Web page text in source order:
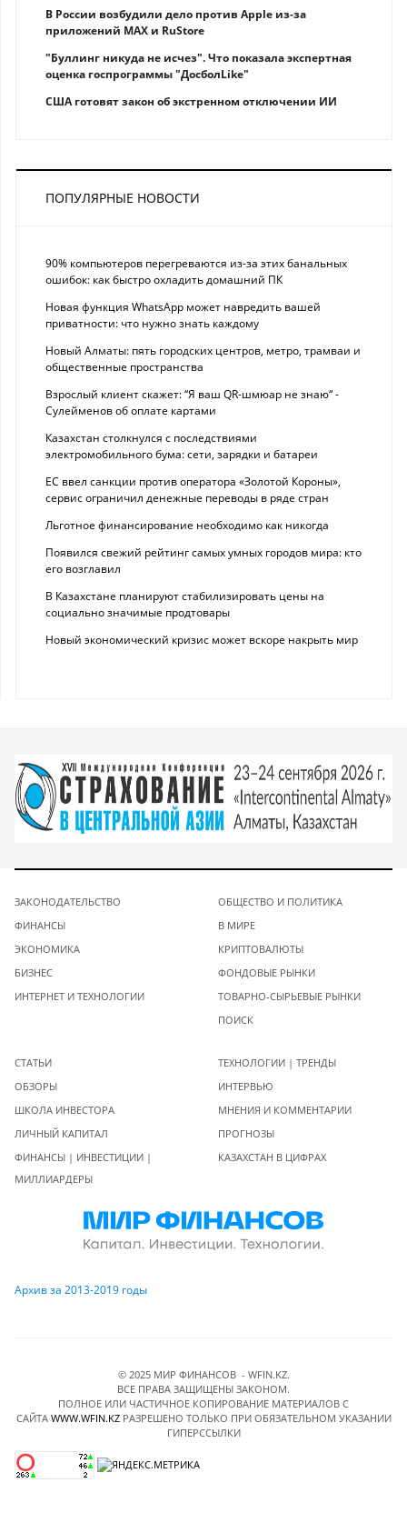
В России возбудили дело против Apple из-за
приложений MAX и RuStore
"Буллинг никуда не исчез". Что показала экспертная
оценка госпрограммы "ДосболLike"
США готовят закон об экстренном отключении ИИ
ПОПУЛЯРНЫЕ НОВОСТИ
90% компьютеров перегреваются из-за этих банальных
ошибок: как быстро охладить домашний ПК
Новая функция WhatsApp может навредить вашей
приватности: что нужно знать каждому
Новый Алматы: пять городских центров, метро, трамваи и
общественные пространства
Взрослый клиент скажет: “Я ваш QR-шмюар не знаю“ -
Сулейменов об оплате картами
Казахстан столкнулся с последствиями
электромобильного бума: сети, зарядки и батареи
ЕС ввел санкции против оператора «Золотой Короны»,
сервис ограничил денежные переводы в ряде стран
Льготное финансирование необходимо как никогда
Появился свежий рейтинг самых умных городов мира: кто
его возглавил
В Казахстане планируют стабилизировать цены на
социально значимые продтовары
Новый экономический кризис может вскоре накрыть мир
ЗАКОНОДАТЕЛЬСТВО
ФИНАНСЫ
ЭКОНОМИКА
БИЗНЕС
ИНТЕРНЕТ И ТЕХНОЛОГИИ
ОБЩЕСТВО И ПОЛИТИКА
В МИРЕ
КРИПТОВАЛЮТЫ
ФОНДОВЫЕ РЫНКИ
ТОВАРНО-СЫРЬЕВЫЕ РЫНКИ
ПОИСК
СТАТЬИ
ОБЗОРЫ
ШКОЛА ИНВЕСТОРА
ЛИЧНЫЙ КАПИТАЛ
ФИНАНСЫ | ИНВЕСТИЦИИ |
МИЛЛИАРДЕРЫ
ТЕХНОЛОГИИ | ТРЕНДЫ
ИНТЕРВЬЮ
МНЕНИЯ И КОММЕНТАРИИ
ПРОГНОЗЫ
КАЗАХСТАН В ЦИФРАХ
Архив за 2013-2019 годы
© 2025 МИР ФИНАНСОВ - WFIN.KZ.
ВСЕ ПРАВА ЗАЩИЩЕНЫ ЗАКОНОМ.
ПОЛНОЕ ИЛИ ЧАСТИЧНОЕ КОПИРОВАНИЕ МАТЕРИАЛОВ C
САЙТА WWW.WFIN.KZРАЗРЕШЕНО ТОЛЬКО ПРИ ОБЯЗАТЕЛЬНОМ УКАЗАНИИ
ГИПЕРССЫЛКИ